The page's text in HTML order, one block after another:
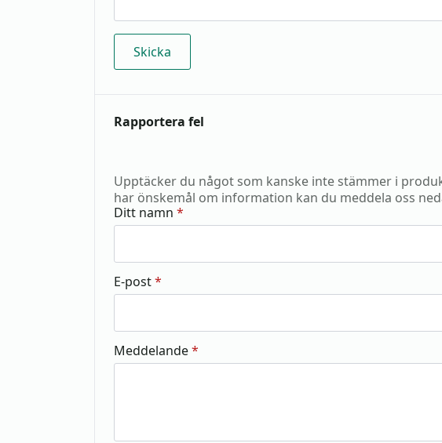
Rapportera fel
Upptäcker du något som kanske inte stämmer i
har önskemål om information kan du meddela oss
Ditt namn *
E-post *
Meddelande *